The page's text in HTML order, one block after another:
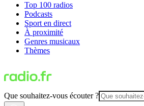
Top 100 radios
Podcasts
Sport en direct
À proximité
Genres musicaux
Thèmes
Que souhaitez-vous écouter ?